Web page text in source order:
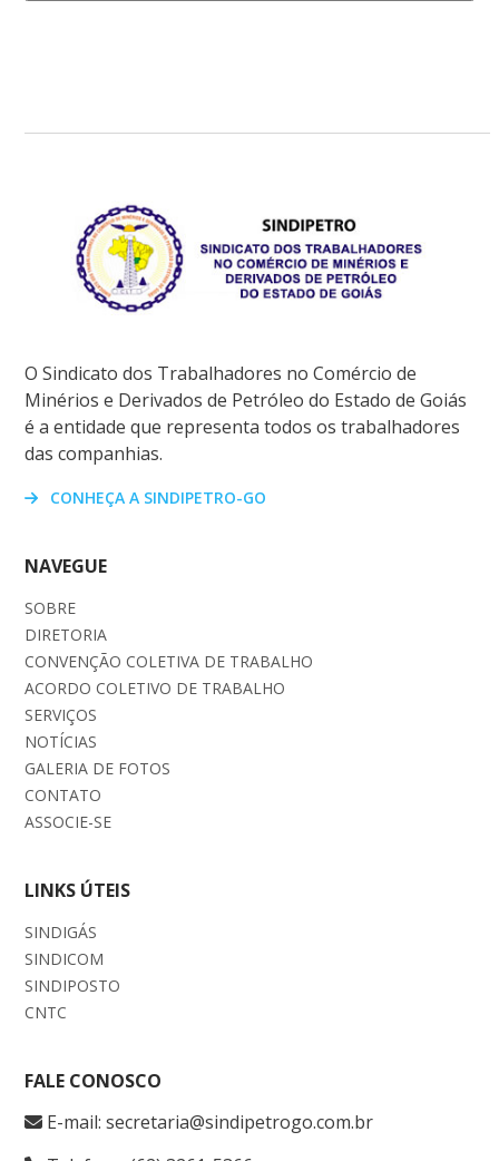
O Sindicato dos Trabalhadores no Comércio de
Minérios e Derivados de Petróleo do Estado de Goiás
é a entidade que representa todos os trabalhadores
das companhias.
CONHEÇA A SINDIPETRO-GO
NAVEGUE
SOBRE
DIRETORIA
CONVENÇÃO COLETIVA DE TRABALHO
ACORDO COLETIVO DE TRABALHO
SERVIÇOS
NOTÍCIAS
GALERIA DE FOTOS
CONTATO
ASSOCIE-SE
LINKS ÚTEIS
SINDIGÁS
SINDICOM
SINDIPOSTO
CNTC
FALE CONOSCO
E-mail: secretaria@sindipetrogo.com.br